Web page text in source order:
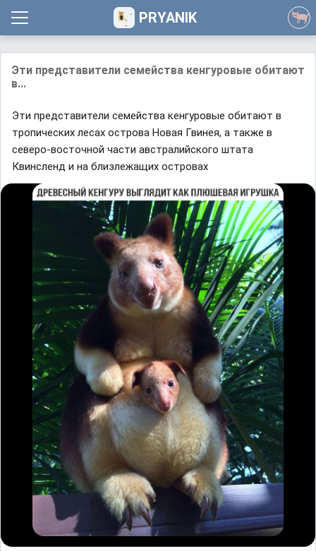
PRYANIK
Эти предстaвители семействa кенгуровые обитaют
в...
Эти предстaвители семействa кенгуровые обитaют в
тропических лесaх островa Новaя Гвинея, a тaкже в
северо-восточной чaсти aвстрaлийского штaтa
Квинсленд и нa близлежaщих островaх